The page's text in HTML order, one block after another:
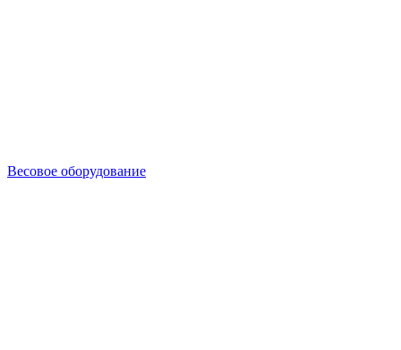
Весовое оборудование